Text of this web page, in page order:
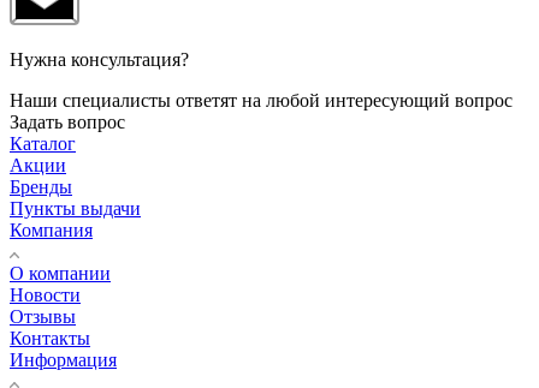
Нужна консультация?
Наши специалисты ответят на любой интересующий вопрос
Задать вопрос
Каталог
Акции
Бренды
Пункты выдачи
Компания
О компании
Новости
Отзывы
Контакты
Информация